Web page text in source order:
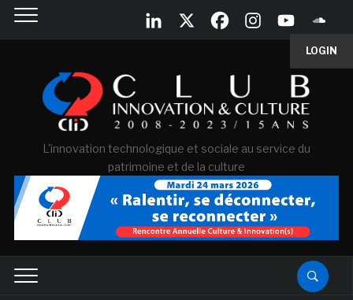
LOGIN
L'innovation technologique et sociale au service du
patrimoine et de la culture